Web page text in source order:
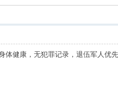
健康，无犯罪记录，退伍军人优